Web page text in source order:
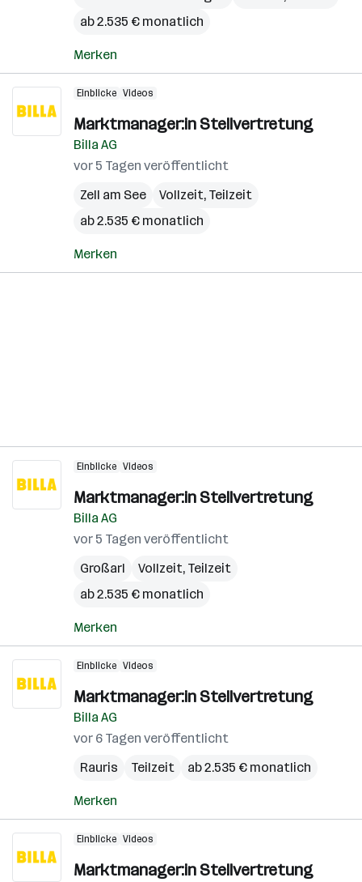
ab 2.535 € monatlich
Merken
Einblicke Videos
Marktmanager:in Stellvertretung
Billa AG
vor 5 Tagen veröffentlicht
Zell am See
Vollzeit, Teilzeit
ab 2.535 € monatlich
Merken
Einblicke Videos
Marktmanager:in Stellvertretung
Billa AG
vor 5 Tagen veröffentlicht
Großarl
Vollzeit, Teilzeit
ab 2.535 € monatlich
Merken
Einblicke Videos
Marktmanager:in Stellvertretung
Billa AG
vor 6 Tagen veröffentlicht
Rauris
Teilzeit ab 2.535 € monatlich
Merken
Einblicke Videos
Marktmanager:in Stellvertretung